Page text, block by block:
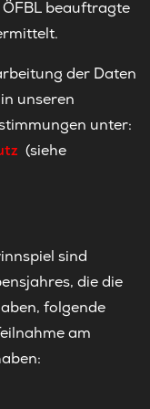
beauftragte
der Daten
unseren
unter:
(siehe
sind
die die
folgende
am